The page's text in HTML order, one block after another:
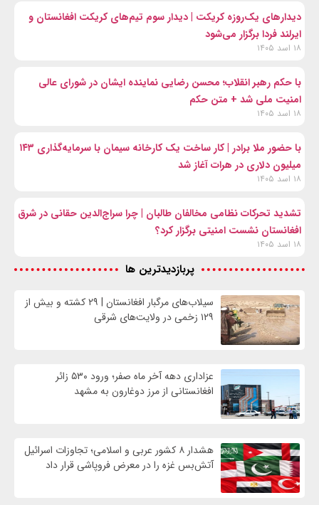
دیدارهای یک‌روزه کریکت | دیدار سوم تیم‌های کریکت افغانستان و
ایرلند فردا برگزار می‌شود
۱۸ اسد ۱۴۰۵
با حکم رهبر انقلاب؛ محسن رضایی نماینده ایشان در شورای عالی
امنیت ملی شد + متن حکم
۱۸ اسد ۱۴۰۵
با حضور ملا برادر | کار ساخت یک کارخانه سیمان با سرمایه‌گذاری ۱۴۳
میلیون دلاری در هرات آغاز شد
۱۸ اسد ۱۴۰۵
تشدید تحرکات نظامی مخالفان طالبان | چرا سراج‌الدین حقانی در شرق
افغانستان نشست امنیتی برگزار کرد؟
۱۸ اسد ۱۴۰۵
پربازدیدترین ها
سیلاب‌های مرگبار افغانستان | ۲۹ کشته و بیش از
۱۲۹ زخمی در ولایت‌های شرقی
عزاداری دهه آخر ماه صفر؛ ورود ۵۳۰ زائر
افغانستانی از مرز دوغارون به مشهد
هشدار ۸ کشور عربی و اسلامی؛ تجاوزات اسرائیل
آتش‌بس غزه را در معرض فروپاشی قرار داد